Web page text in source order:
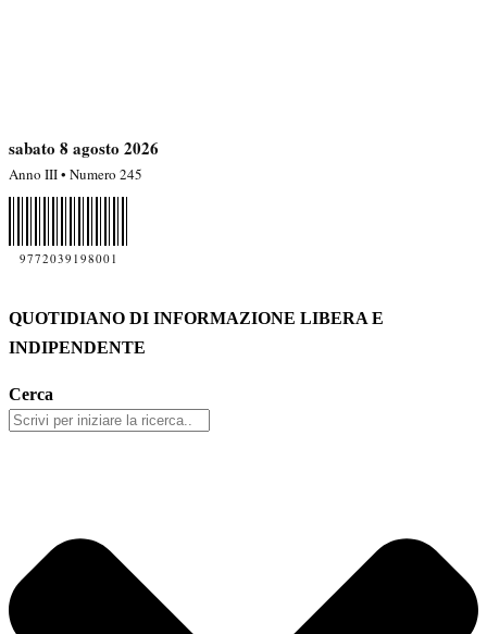
sabato 8 agosto 2026
Anno III • Numero 245
9772039198001
QUOTIDIANO DI INFORMAZIONE LIBERA E
INDIPENDENTE
Cerca